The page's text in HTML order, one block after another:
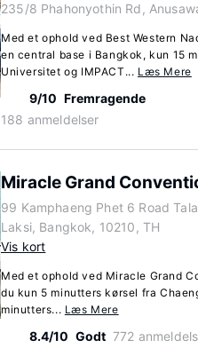
235/8 Phahonyothin Rd,
Med et ophold ved Best Western
en central base i Bangkok, kun 15
Universitet og IMPACT... Læs Mere
9/10 Fremragende
188 anmeldelser
Miracle Grand
99 Kamphaeng Phet 6 Road
Laksi, Bangkok, 10210, TH
Vis kort
Med et ophold ved Miracle Grand
du kun 5 minutters kørsel fra
minutters... Læs Mere
8.4/10 Godt 772